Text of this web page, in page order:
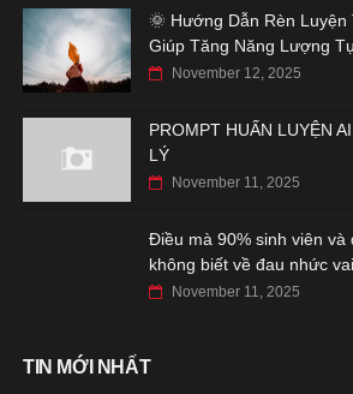
🌞 Hướng Dẫn Rèn Luyện
Giúp Tăng Năng Lượng
November 12, 2025
PROMPT HUẤN LUYỆN
LÝ
November 11, 2025
Điều mà 90% sinh viên và
không biết về đau nhức
November 11, 2025
TIN MỚI NHẤT